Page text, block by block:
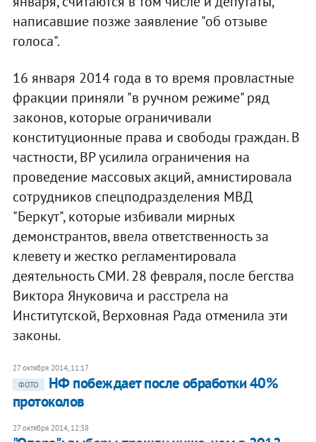
написавшие позже заявление "об отзыве
голоса".
16 января 2014 года в то время провластные
фракции приняли "в ручном режиме" ряд
законов, которые ограничивали
конституционные права и свободы граждан. В
частности, ВР усилила ограничения на
проведение массовых акций, амнистировала
сотрудников спецподразделения МВД
"Беркут", которые избивали мирных
демонстрантов, ввела ответственность за
клевету и жестко регламентировала
деятельность СМИ. 28 февраля, после бегства
Виктора Януковича и расстрела на
Институтской, Верховная Рада отменила эти
законы.
27 октября 2014, 11:17
ФОТО
НФ побеждает после обработки 40%
протоколов
27 октября 2014, 12:38